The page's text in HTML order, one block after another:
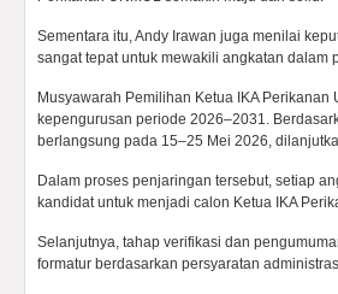
Sementara itu, Andy Irawan juga menilai
sangat tepat untuk mewakili angkatan dalam
Musyawarah Pemilihan Ketua IKA
kepengurusan periode 2026–2031.
berlangsung pada 15–25 Mei 2026,
Dalam proses penjaringan tersebut, setiap
kandidat untuk menjadi calon Ketua IKA
Selanjutnya, tahap verifikasi dan
formatur berdasarkan persyaratan